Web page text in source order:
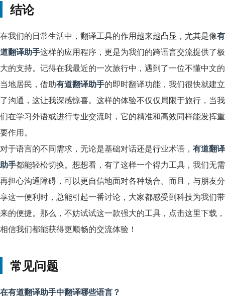
结论
在我们的日常生活中，翻译工具的作用越来越凸显，尤其是像有
道翻译助手这样的应用程序，更是为我们的跨语言交流提供了极
大的支持。记得在我最近的一次旅行中，遇到了一位不懂中文的
当地居民，借助有道翻译助手的即时翻译功能，我们很快就建立
了沟通，这让我深感惊喜。这样的体验不仅仅局限于旅行，当我
们在学习外语或进行专业交流时，它的精准和高效同样能发挥重
要作用。
对于语言的不同需求，无论是基础对话还是行业术语， 有道翻译
助手都能轻松切换。想想看，有了这样一个得力工具，我们无需
再担心沟通障碍，可以更自信地面对各种场合。而且，与朋友分
享这一便利时，总能引起一番讨论，大家都感受到科技为我们带
来的便捷。那么，不妨试试这一款强大的工具，点击这里下载，
相信我们都能获得更顺畅的交流体验！
常见问题
在有道翻译助手中翻译哪些语言？